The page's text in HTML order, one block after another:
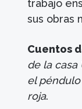
trabajo
sus obras
Cuentos
de la casa
el péndulo
roja.